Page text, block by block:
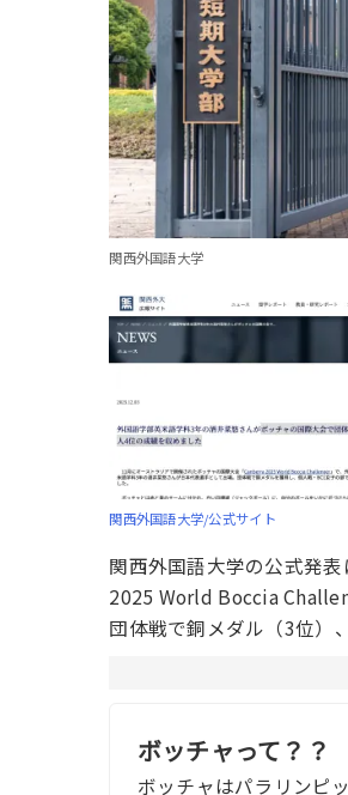
関西外国語大学
関西外国語大学/公式サイト
関西外国語大学の公式発
2025 World Boccia
団体戦で銅メダル（3位）
ボッチャって？？
ボッチャはパラリンピ